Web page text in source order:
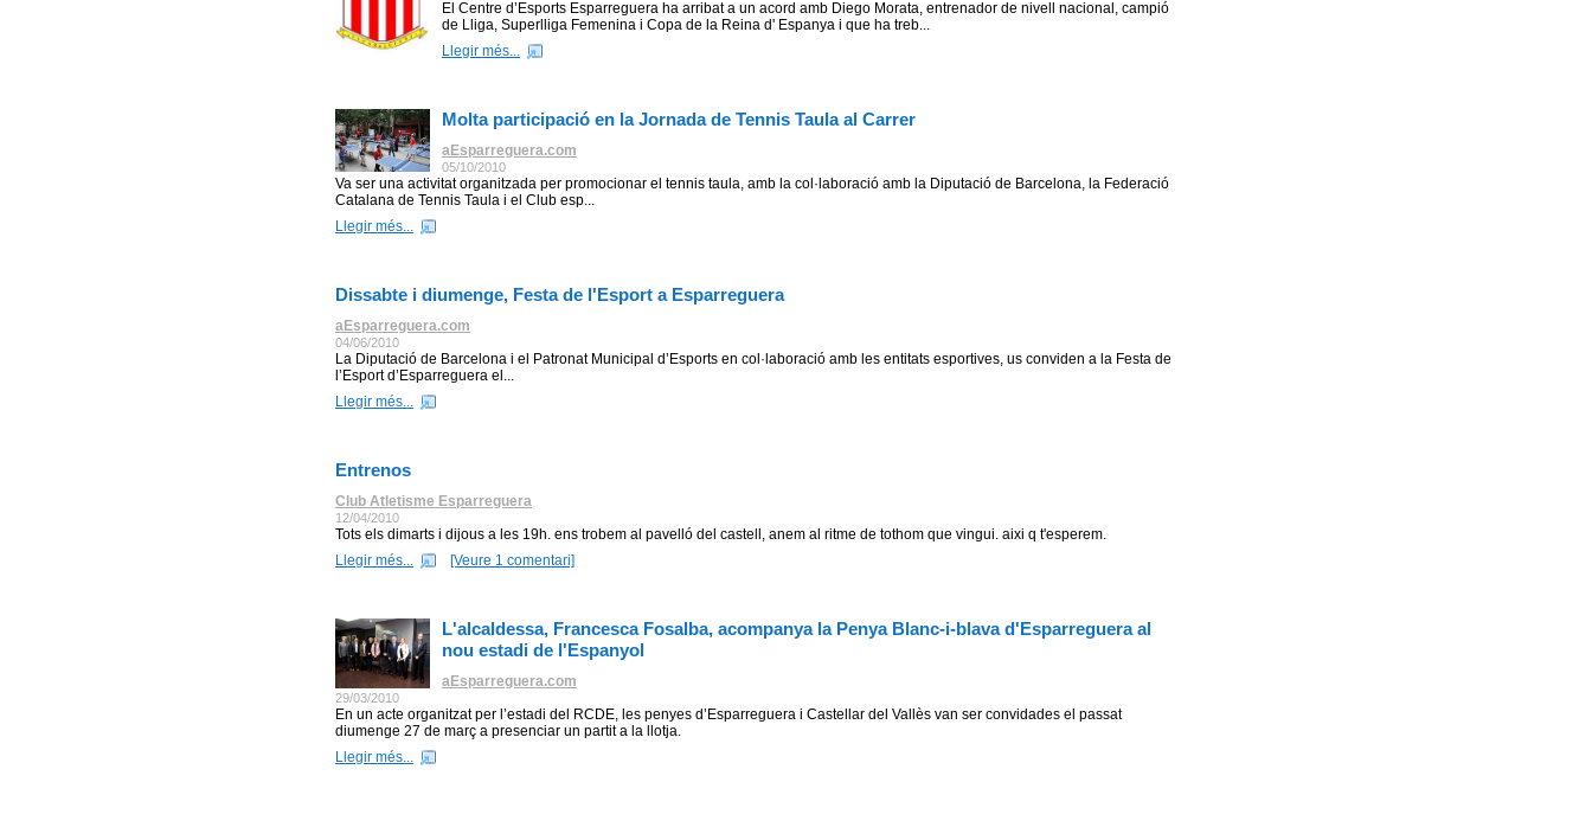
El Centre d’Esports Esparreguera ha arribat a un acord amb Diego Morata, entrenador de nivell nacional, campió
de Lliga, Superlliga Femenina i Copa de la Reina d' Espanya i que ha treb...
Llegir més...
Molta participació en la Jornada de Tennis Taula al Carrer
aEsparreguera.com
05/10/2010
Va ser una activitat organitzada per promocionar el tennis taula, amb la col·laboració amb la Diputació de Barcelona, la Federació
Catalana de Tennis Taula i el Club esp...
Llegir més...
Dissabte i diumenge, Festa de l'Esport a Esparreguera
aEsparreguera.com
04/06/2010
La Diputació de Barcelona i el Patronat Municipal d’Esports en col·laboració amb les entitats esportives, us conviden a la Festa de
l’Esport d’Esparreguera el...
Llegir més...
Entrenos
Club Atletisme Esparreguera
12/04/2010
Tots els dimarts i dijous a les 19h. ens trobem al pavelló del castell, anem al ritme de tothom que vingui. aixi q t'esperem.
Llegir més...
[Veure 1 comentari]
L'alcaldessa, Francesca Fosalba, acompanya la Penya Blanc-i-blava d'Esparreguera al
nou estadi de l'Espanyol
aEsparreguera.com
29/03/2010
En un acte organitzat per l’estadi del RCDE, les penyes d’Esparreguera i Castellar del Vallès van ser convidades el passat
diumenge 27 de març a presenciar un partit a la llotja.
Llegir més...